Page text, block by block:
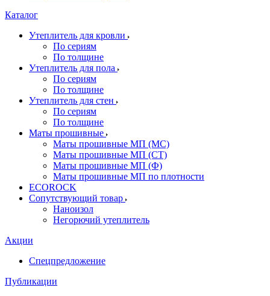
Каталог
Утеплитель для кровли
По сериям
По толщине
Утеплитель для пола
По сериям
По толщине
Утеплитель для стен
По сериям
По толщине
Маты прошивные
Маты прошивные МП (МС)
Маты прошивные МП (СТ)
Маты прошивные МП (Ф)
Маты прошивные МП по плотности
ECOROCK
Сопутствующий товар
Наноизол
Негорючий утеплитель
Акции
Спецпредложение
Публикации